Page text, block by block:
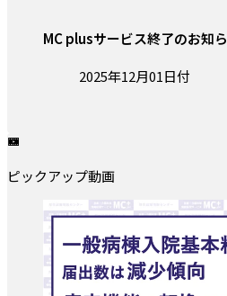
MC plusサービス終了のお知
投稿日:2025年12月01日付
ピックアップ動画